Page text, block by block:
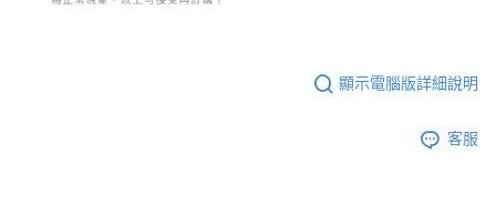
顯示電腦版詳細說明
客服